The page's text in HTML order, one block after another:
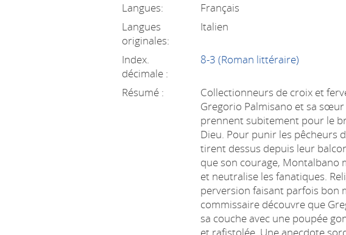
Langues:
Français
Langues
originales:
Italien
Index.
décimale :
8-3 (Roman littéraire)
Résumé :
Collectionneurs de croix et
Gregorio Palmisano et sa
prennent subitement pour le
Dieu. Pour punir les pêcheurs
tirent dessus depuis leur
que son courage, Montalbano
et neutralise les fanatiques.
perversion faisant parfois bon
commissaire découvre que
sa couche avec une poupée